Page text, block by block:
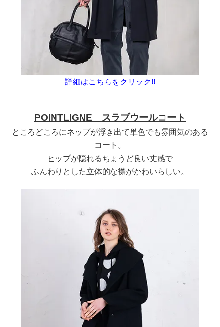
詳細はこちらをクリック!!
POINTLIGNE スラブウールコート
ところどころにネップが浮き出て単色でも雰囲気のある
コート。
ヒップが隠れるちょうど良い丈感で
ふんわりとした立体的な襟がかわいらしい。